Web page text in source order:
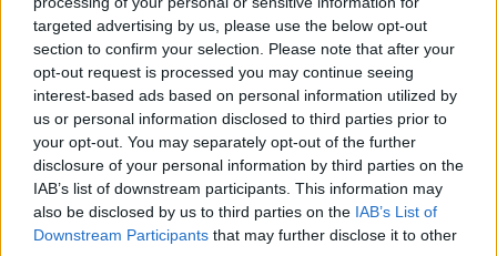
targeted advertising by us, please use the below opt-out
section to confirm your selection. Please note that after your
opt-out request is processed you may continue seeing
interest-based ads based on personal information utilized by
us or personal information disclosed to third parties prior to
your opt-out. You may separately opt-out of the further
disclosure of your personal information by third parties on the
IAB’s list of downstream participants. This information may
also be disclosed by us to third parties on the IAB’s List of
Downstream Participants that may further disclose it to other
Δυναμική Γαλλική
παρέμβαση στον Αγωγό
Ηλεκτρικής Διασυνδέσεως
Ευρώπης – Ασίας (GSI)
Τι πρέπει να περιέχει το
φαρμακείο αυτοκινήτου –
Υπενθύμιση
X Facebook LinkedIn